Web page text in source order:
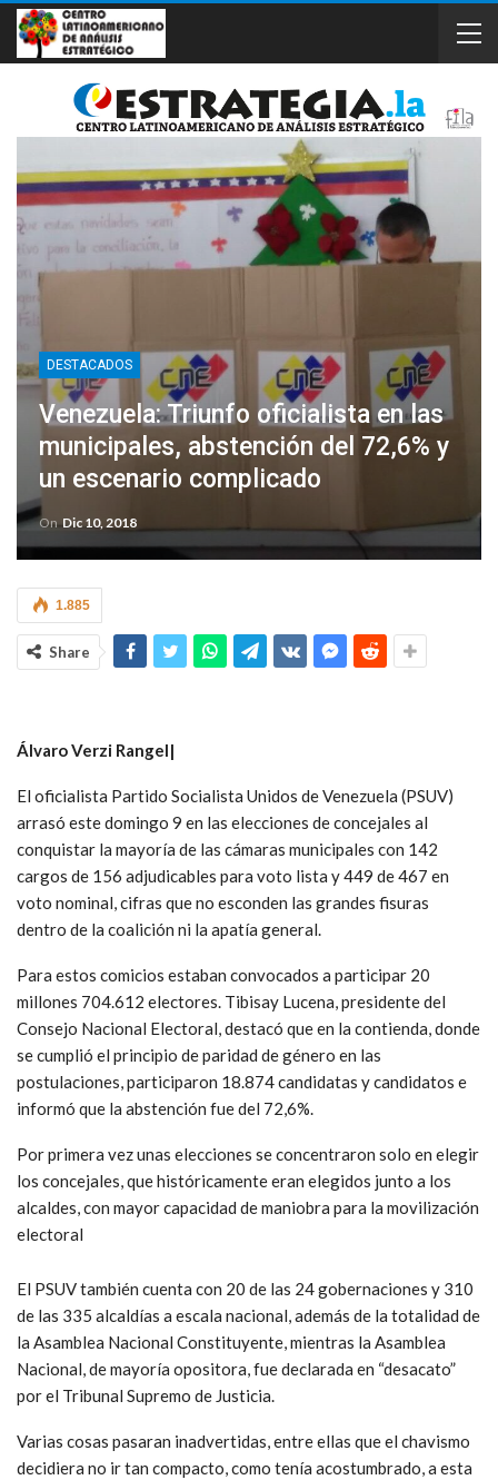
DESTACADOS
Venezuela: Triunfo oficialista en las
municipales, abstención del 72,6% y
un escenario complicado
OnDic 10, 2018
1.885
Share
Álvaro Verzi Rangel|
El oficialista Partido Socialista Unidos de Venezuela (PSUV)
arrasó este domingo 9 en las elecciones de concejales al
conquistar la mayoría de las cámaras municipales con 142
cargos de 156 adjudicables para voto lista y 449 de 467 en
voto nominal, cifras que no esconden las grandes fisuras
dentro de la coalición ni la apatía general.
Para estos comicios estaban convocados a participar 20
millones 704.612 electores. Tibisay Lucena, presidente del
Consejo Nacional Electoral, destacó que en la contienda, donde
se cumplió el principio de paridad de género en las
postulaciones, participaron 18.874 candidatas y candidatos e
informó que la abstención fue del 72,6%.
Por primera vez unas elecciones se concentraron solo en elegir
los concejales, que históricamente eran elegidos junto a los
alcaldes, con mayor capacidad de maniobra para la movilización
electoral
El PSUV también cuenta con 20 de las 24 gobernaciones y 310
de las 335 alcaldías a escala nacional, además de la totalidad de
la Asamblea Nacional Constituyente, mientras la Asamblea
Nacional, de mayoría opositora, fue declarada en “desacato”
por el Tribunal Supremo de Justicia.
Varias cosas pasaran inadvertidas, entre ellas que el chavismo
decidiera no ir tan compacto, como tenía acostumbrado, a esta